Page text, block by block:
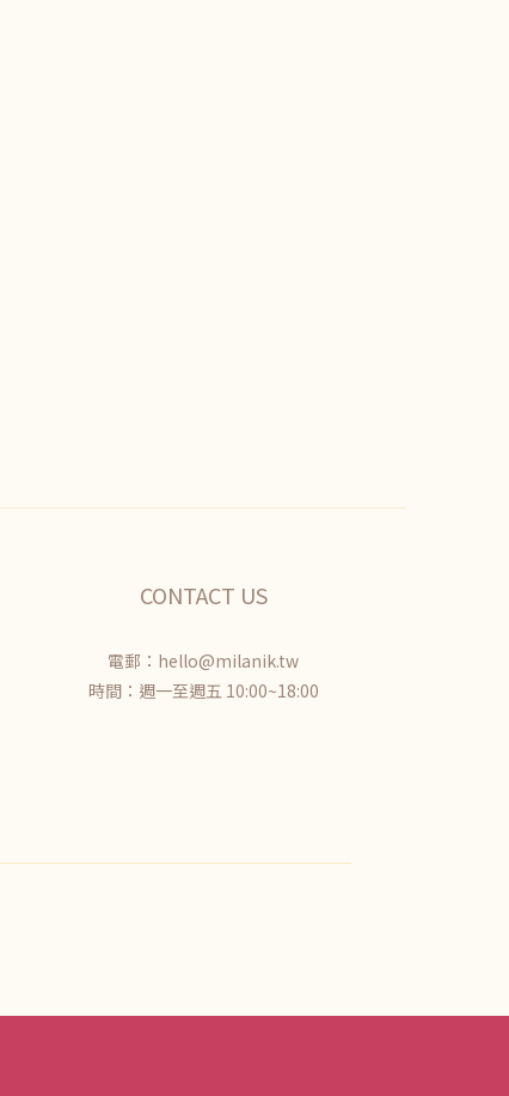
CONTACT US
電郵：hello@milanik.tw
時間：週一至週五 10:00~18:00